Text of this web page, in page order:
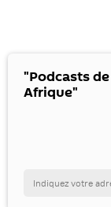
"Podcasts
Afrique"